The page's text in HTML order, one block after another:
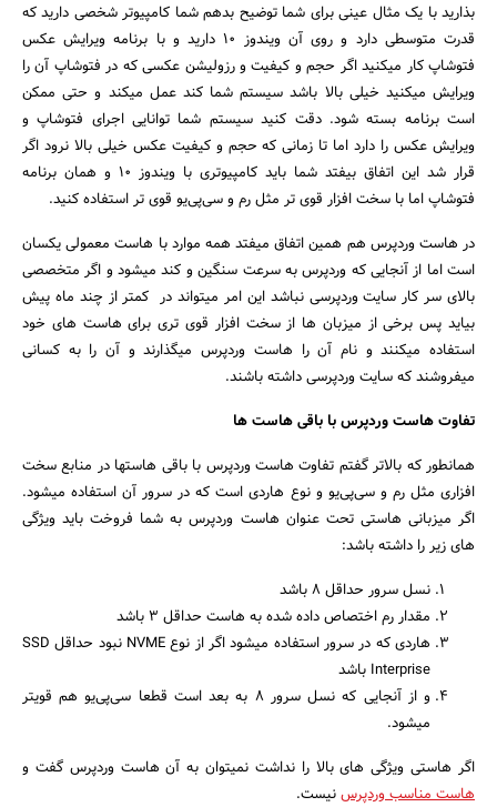
بذارید با یک مثال عینی برای شما توضیح بدهم شما کامپیوتر شخصی دارید که
قدرت متوسطی دارد و روی آن ویندوز ۱۰ دارید و با برنامه ویرایش عکس
فتوشاپ کار میکنید اگر حجم و کیفیت و رزولیشن عکسی که در فتوشاپ آن را
ویرایش میکنید خیلی بالا باشد سیستم شما کند عمل میکند و حتی ممکن
است برنامه بسته شود. دقت کنید سیستم شما توانایی اجرای فتوشاپ و
ویرایش عکس را دارد اما تا زمانی که حجم و کیفیت عکس خیلی بالا نرود اگر
قرار شد این اتفاق بیفتد شما باید کامپیوتری با ویندوز ۱۰ و همان برنامه
فتوشاپ اما با سخت افزار قوی تر مثل رم و سی‌پی‌یو قوی تر استفاده کنید.
در هاست وردپرس هم همین اتفاق میفتد همه موارد با هاست معمولی یکسان
است اما از آنجایی که وردپرس به سرعت سنگین و کند میشود و اگر متخصصی
بالای سر کار سایت وردپرسی نباشد این امر میتواند در کمتر از چند ماه پیش
بیاید پس برخی از میزبان ها از سخت افزار قوی تری برای هاست های خود
استفاده میکنند و نام آن را هاست وردپرس میگذارند و آن را به کسانی
میفروشند که سایت وردپرسی داشته باشند.
تفاوت هاست وردپرس با باقی هاست ها
همانطور که بالاتر گفتم تفاوت هاست وردپرس با باقی هاستها در منابع سخت
افزاری مثل رم و سی‌پی‌یو و نوع هاردی است که در سرور آن استفاده میشود.
اگر میزبانی هاستی تحت عنوان هاست وردپرس به شما فروخت باید ویژگی
های زیر را داشته باشد:
نسل سرور حداقل ۸ باشد
مقدار رم اختصاص داده شده به هاست حداقل ۳ باشد
هاردی که در سرور استفاده میشود اگر از نوع NVME نبود حداقل SSD
Interprise باشد
و از آنجایی که نسل سرور ۸ به بعد است قطعا سی‌پی‌یو هم قویتر
میشود.
اگر هاستی ویژگی های بالا را نداشت نمیتوان به آن هاست وردپرس گفت و
هاست مناسب وردپرسنیست.